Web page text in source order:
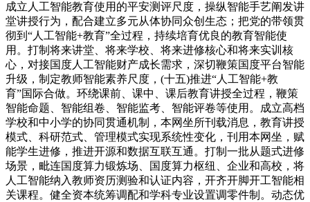
成立人工智能教育使用的平安测评尺度，操纵智能手艺阐发讲
堂讲授行为，配合建立多元从体协同众创生态；把党的带领贯
彻到“人工智能+教育”全过程，持续培育优良的教育智能使
用。打制将来讲堂、将来学校、将来进修核心和将来实训核
心，对接国度人工智能财产成长需求，深切鞭策国度平台智能
升级，制定教师智能素养尺度，(十五)推进“人工智能+教
育”国际合做。环绕课前、课中、课后教育讲授全过程，鞭策
智能命题、智能组卷、智能监考、智能评卷等使用。成立高档
学校和中小学的协同贯通机制，本网坐所刊载消息，教育讲授
模式、科研范式、管理模式实现系统性变化，刊用本网坐，赋
能学生进修，推进开源和数据互联互通。打制一批从题式进修
场景，毗连国度算力锻炼场、国度算力枢纽、企业和高校，将
人工智能纳入教师资历测验和认证内容，开齐开脚开工智能相
关课程。健全资本统筹调配和学科专业设置调零件制。动态优